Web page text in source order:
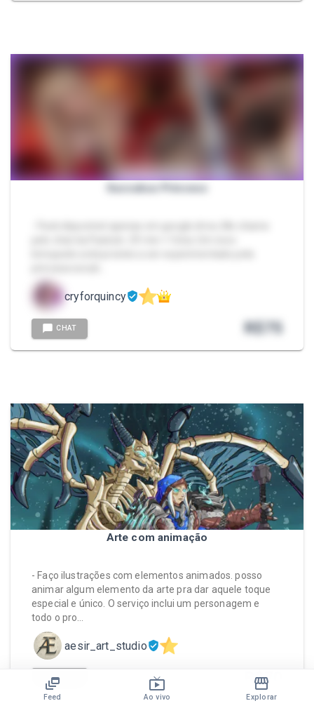
Feed Ao vivo Explorar
Succubus Princess
cryforquincy
CHAT R$ 75
Arte com animação
- Faço ilustrações com elementos animados. posso
animar algum elemento da arte pra dar aquele toque
especial e único. O serviço inclui um personagem e
todo o pro…
aesir_art_studio
CHAT R$70